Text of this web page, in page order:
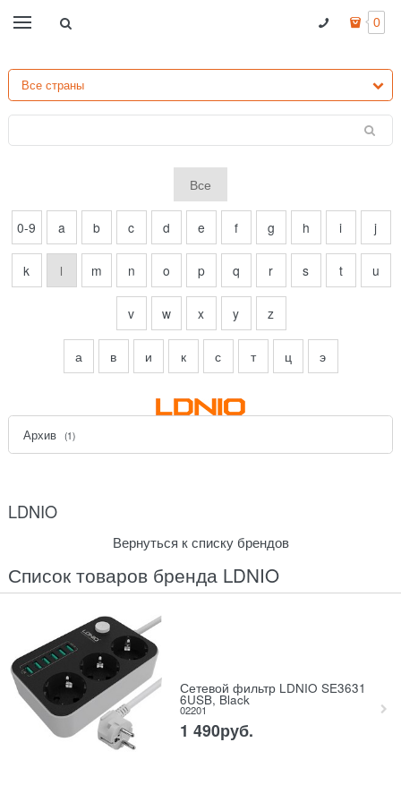
0
Все
0-9 a b c d e f g h i j
k l m n o p q r s t u
v w x y z
а в и к с т ц э
Архив (1)
LDNIO
Вернуться к списку брендов
Список товаров бренда LDNIO
Сетевой фильтр LDNIO SE3631
6USB, Black
02201
1 490руб.